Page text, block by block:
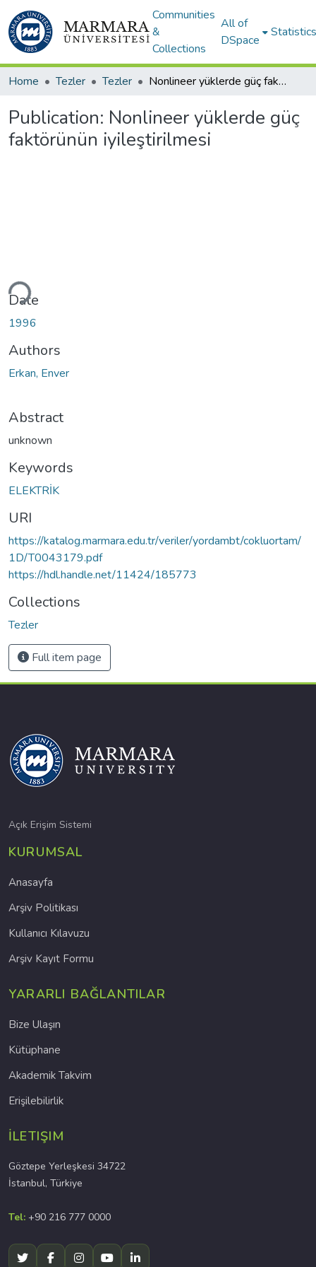
Communities
&
Collections
All of
DSpace
Statistics
Home Tezler Tezler Nonlineer yüklerde güç faktörünün iyileştirilmesi
Publication: Nonlineer yüklerde güç
faktörünün iyileştirilmesi
Date
1996
Authors
Erkan, Enver
Abstract
unknown
Keywords
ELEKTRİK
URI
https://katalog.marmara.edu.tr/veriler/yordambt/cokluortam/
1D/T0043179.pdf
https://hdl.handle.net/11424/185773
Collections
Tezler
Full item page
Açık Erişim Sistemi
KURUMSAL
Anasayfa
Arşiv Politikası
Kullanıcı Kılavuzu
Arşiv Kayıt Formu
YARARLI BAĞLANTILAR
Bize Ulaşın
Kütüphane
Akademik Takvim
Erişilebilirlik
İLETIŞIM
Göztepe Yerleşkesi 34722
İstanbul, Türkiye
Tel: +90 216 777 0000